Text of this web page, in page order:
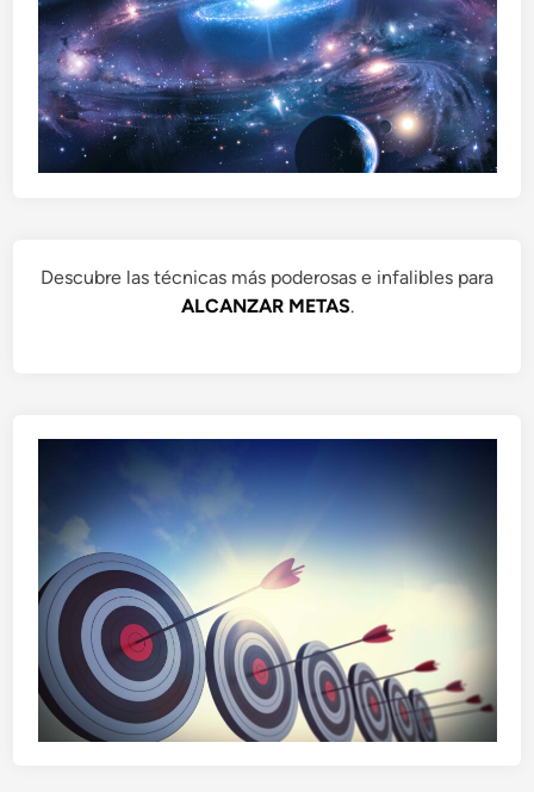
Descubre las técnicas más poderosas e infalibles para
ALCANZAR METAS.